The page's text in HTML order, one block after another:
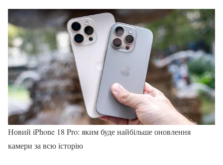
Новий iPhone 18 Pro: яким буде найбільше оновлення
камери за всю історію